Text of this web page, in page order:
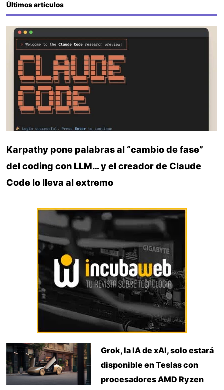
Últimos artículos
Karpathy pone palabras al “cambio de fase”
del coding con LLM… y el creador de Claude
Code lo lleva al extremo
Grok, la IA de xAI, solo estará
disponible en Teslas con
procesadores AMD Ryzen